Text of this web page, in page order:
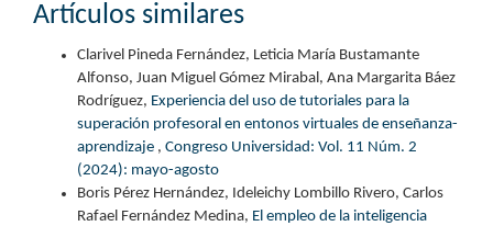
Artículos similares
Clarivel Pineda Fernández, Leticia María Bustamante
Alfonso, Juan Miguel Gómez Mirabal, Ana Margarita Báez
Rodríguez, Experiencia del uso de tutoriales para la
superación profesoral en entonos virtuales de enseñanza-
aprendizaje , Congreso Universidad: Vol. 11 Núm. 2
(2024): mayo-agosto
Boris Pérez Hernández, Ideleichy Lombillo Rivero, Carlos
Rafael Fernández Medina, El empleo de la inteligencia